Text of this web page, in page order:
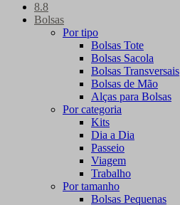
8.8
Bolsas
Por tipo
Bolsas Tote
Bolsas Sacola
Bolsas Transversais
Bolsas de Mão
Alças para Bolsas
Por categoria
Kits
Dia a Dia
Passeio
Viagem
Trabalho
Por tamanho
Bolsas Pequenas